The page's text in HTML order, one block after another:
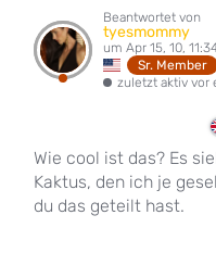
Beantwortet von
tyesmommy
um Apr 15, 10,
Sr. Member
zuletzt aktiv vor
Wie cool ist das? Es
Kaktus, den ich je
du das geteilt hast.